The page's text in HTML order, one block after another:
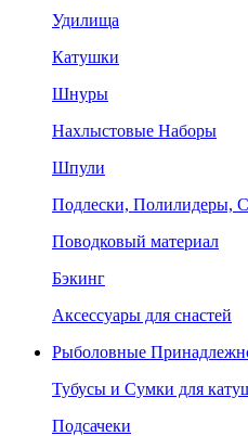
Удилища
Катушки
Шнуры
Нахлыстовые Наборы
Шпули
Подлески, Полилидеры,
Поводковый материал
Бэкинг
Аксессуары для снастей
Рыболовные
Тубусы и Сумки для
Подсачеки